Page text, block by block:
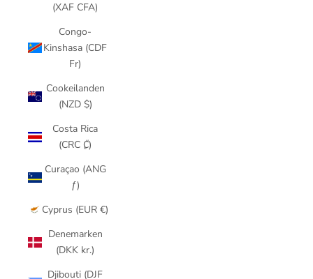
(XAF CFA)
Congo-
Kinshasa (CDF
Fr)
Cookeilanden
(NZD $)
Costa Rica
(CRC ₡)
Curaçao (ANG
ƒ)
Cyprus (EUR €)
Denemarken
(DKK kr.)
Djibouti (DJF